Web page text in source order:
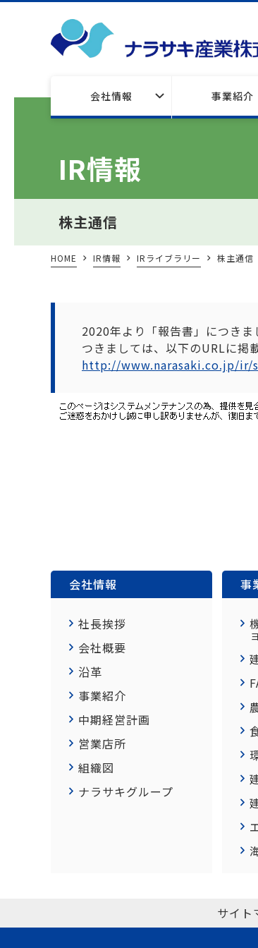
会社情報 事業紹介
IR情報
株主通信
HOME IR情報 IRライブラリー 株主通信
2020年より「報告書」につきま
つきましては、以下のURLに掲
http://www.narasaki.co.jp/
会社情報
社長挨拶
会社概要
沿革
事業紹介
中期経営計画
営業店所
組織図
ナラサキグループ
事
サイト